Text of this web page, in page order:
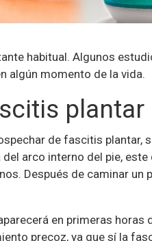
habitual. Algunos
algún momento de la vida.
plantar
de fascitis plantar,
arco interno del pie,
Después de caminar un
en primeras horas
precoz, ya que sí la